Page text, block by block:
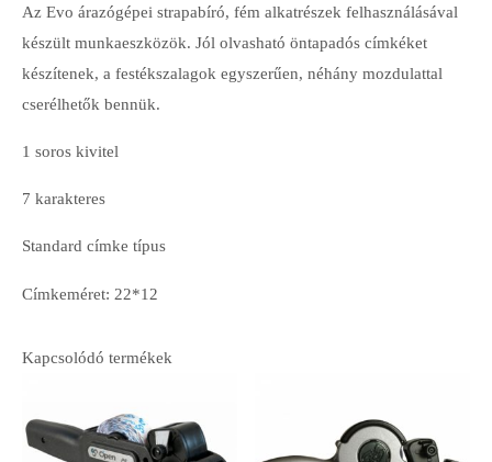
Az Evo árazógépei strapabíró, fém alkatrészek felhasználásával
készült munkaeszközök. Jól olvasható öntapadós címkéket
készítenek, a festékszalagok egyszerűen, néhány mozdulattal
cserélhetők bennük.
1 soros kivitel
7 karakteres
Standard címke típus
Címkeméret: 22*12
Kapcsolódó termékek